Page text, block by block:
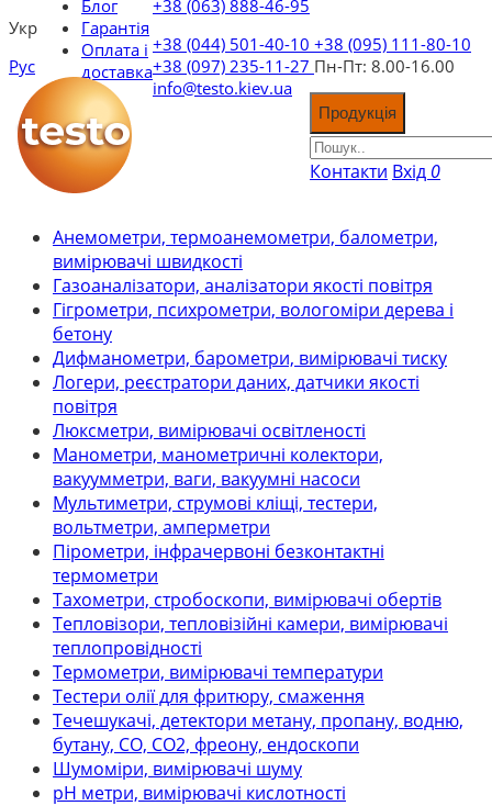
Укр
Рус
Блог
Гарантія
Оплата і
доставка
+38 (063) 888-46-95
+38 (044) 501-40-10 +38 (095) 111-80-10
+38 (097) 235-11-27 Пн-Пт: 8.00-16.00
info@testo.kiev.ua
Продукція
Контакти Вхід 0
Анемометри, термоанемометри, балометри,
вимірювачі швидкості
Газоаналізатори, аналізатори якості повітря
Гігрометри, психрометри, вологоміри дерева і
бетону
Дифманометри, барометри, вимірювачі тиску
Логери, реєстратори даних, датчики якості
повітря
Люксметри, вимірювачі освітленості
Манометри, манометричні колектори,
вакуумметри, ваги, вакуумні насоси
Мультиметри, струмові кліщі, тестери,
вольтметри, амперметри
Пірометри, інфрачервоні безконтактні
термометри
Тахометри, стробоскопи, вимірювачі обертів
Тепловізори, тепловізійні камери, вимірювачі
теплопровідності
Термометри, вимірювачі температури
Тестери олії для фритюру, смаження
Течешукачі, детектори метану, пропану, водню,
бутану, СО, СО2, фреону, ендоскопи
Шумоміри, вимірювачі шуму
рН метри, вимірювачі кислотності